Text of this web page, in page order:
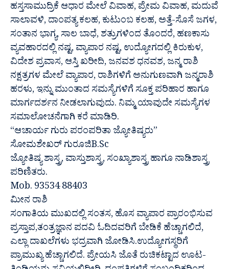
ಹಸ್ತಸಾಮುದ್ರಿಕೆ ಆಧಾರ ಮೇಲೆ ವಿವಾಹ, ಪ್ರೇಮ ವಿವಾಹ, ಮದುವೆ
ಸಾಲಾವಳಿ, ದಾಂಪತ್ಯ ಕಲಹ, ಕುಟುಂಬ ಕಲಹ, ಅತ್ತೆ-ಸೊಸೆ ಜಗಳ,
ಸಂತಾನ ಭಾಗ್ಯ, ಸಾಲ ಬಾಧೆ, ಶತ್ರುಗಳಿಂದ ತೊಂದರೆ, ಹಣಕಾಸು
ವ್ಯವಹಾರದಲ್ಲಿ ನಷ್ಟ, ವ್ಯಾಪಾರ ನಷ್ಟ, ಉದ್ಯೋಗದಲ್ಲಿ ಕಿರುಕುಳ,
ವಿದೇಶ ಪ್ರವಾಸ, ಆಸ್ತಿ ಖರೀದಿ, ಜನವಶ ಧನವಶ, ಜನ್ಮ ರಾಶಿ
ನಕ್ಷತ್ರಗಳ ಮೇಲೆ ವ್ಯಾಪಾರ, ರಾಶಿಗಳಿಗೆ ಅನುಗುಣವಾಗಿ ಜನ್ಮರಾಶಿ
ಹರಳು, ಇನ್ನು ಮುಂತಾದ ಸಮಸ್ಯೆಗಳಿಗೆ ಸೂಕ್ತ ಪರಿಹಾರ ಹಾಗೂ
ಮಾರ್ಗದರ್ಶನ ನೀಡಲಾಗುವುದು. ನಿಮ್ಮ ಯಾವುದೇ ಸಮಸ್ಯೆಗಳ
ಸಮಾಲೋಚನೆಗಾಗಿ ಕರೆ ಮಾಡಿರಿ.
“ಆಚಾರ್ಯ ಗುರು ಪರಂಪರಿತಾ ಜ್ಯೋತಿಷ್ಯರು”
ಸೋಮಶೇಖರ್ ಗುರೂಜಿB.Sc
ಜ್ಯೋತಿಷ್ಯ ಶಾಸ್ತ್ರ, ವಾಸ್ತುಶಾಸ್ತ್ರ, ಸಂಖ್ಯಾಶಾಸ್ತ್ರ ಹಾಗೂ ನಾಡಿಶಾಸ್ತ್ರ
ಪರಿಣಿತರು.
Mob. 93534 88403
ಮೀನ ರಾಶಿ
ಸಂಗಾತಿಯ ಮುಖದಲ್ಲಿ ಸಂತಸ, ಹೊಸ ವ್ಯಾಪಾರ ಪ್ರಾರಂಭಿಸುವ
ಪ್ರಸ್ತಾಪ,ತಂತ್ರಜ್ಞಾನ ಪದವಿ ಓದಿದವರಿಗೆ ಬೇಡಿಕೆ ಹೆಚ್ಚಾಗಲಿದೆ,
ಎಲ್ಲಾ ದಾಖಲೆಗಳು ಭದ್ರವಾಗಿ ಜೋಡಿಸಿ.ಉದ್ಯೋಗಸ್ಥರಿಗೆ
ಪ್ರಾಮುಖ್ಯ ಹೆಚ್ಚಾಗಲಿದೆ. ಪ್ರೇಯಸಿ ಜೊತೆ ರುಚಿಕಟ್ಟಾದ ಊಟ-